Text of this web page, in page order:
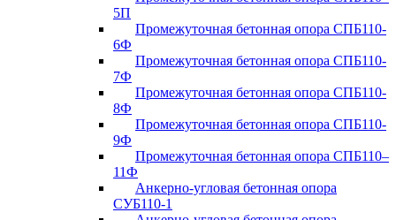
5П
Промежуточная бетонная опора СПБ110-
6Ф
Промежуточная бетонная опора СПБ110-
7Ф
Промежуточная бетонная опора СПБ110-
8Ф
Промежуточная бетонная опора СПБ110-
9Ф
Промежуточная бетонная опора СПБ110–
11Ф
Анкерно-угловая бетонная опора
СУБ110-1